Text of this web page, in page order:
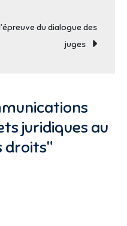
du dialogue des
juges
juridiques au
droits"